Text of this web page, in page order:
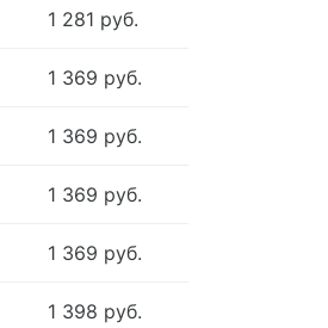
1 281 руб.
1 369 руб.
1 369 руб.
1 369 руб.
1 369 руб.
1 398 руб.